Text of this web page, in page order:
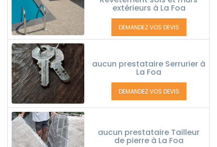
extérieurs à La Foa
DEMANDEZ VOS DEVIS
aucun prestataire Serrurier à
La Foa
DEMANDEZ VOS DEVIS
aucun prestataire Tailleur
de pierre à La Foa